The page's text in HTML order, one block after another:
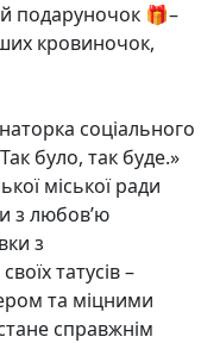
подаруночок 🎁–
кровиночок,
соціального
було, так буде.»
міської ради
з любов’ю
з
татусів –
та міцними
справжнім